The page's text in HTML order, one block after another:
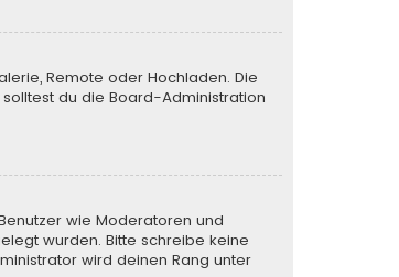
Remote oder Hochladen. Die
du die Board-Administration
wie Moderatoren und
wurden. Bitte schreibe keine
wird deinen Rang unter